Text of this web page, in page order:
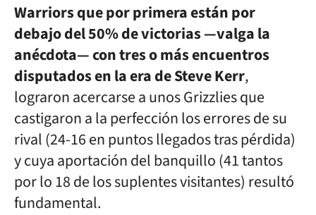
Warriors que por primera están por
debajo del 50% de victorias —valga la
anécdota— con tres o más encuentros
disputados en la era de Steve Kerr,
lograron acercarse a unos Grizzlies que
castigaron a la perfección los errores de su
rival (24-16 en puntos llegados tras pérdida)
y cuya aportación del banquillo (41 tantos
por lo 18 de los suplentes visitantes) resultó
fundamental.